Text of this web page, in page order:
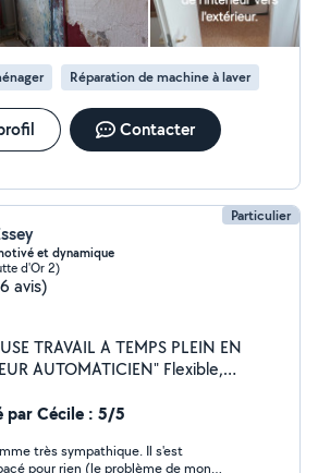
Réparation de machine à laver
Contacter
Particulier
et dynamique
d'Or 2)
avis)
TRAVAIL A TEMPS PLEIN EN
Flexible,
en tous genre -Déménagement en
- Aides au devoir (pour élève
par Cécile : 5/5
très sympathique. Il s'est
pour rien (le problème de mon